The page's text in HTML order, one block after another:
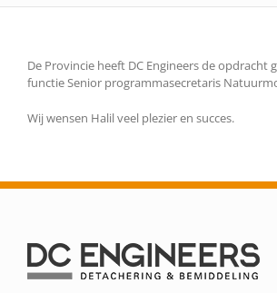
De Provincie heeft DC Engineers de opdracht
functie Senior programmasecretaris
Wij wensen Halil veel plezier en succes.